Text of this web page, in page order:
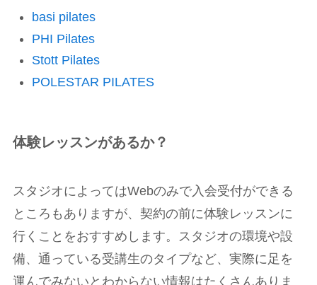
basi pilates
PHI Pilates
Stott Pilates
POLESTAR PILATES
体験レッスンがあるか？
スタジオによってはWebのみで入会受付ができる
ところもありますが、契約の前に体験レッスンに
行くことをおすすめします。スタジオの環境や設
備、通っている受講生のタイプなど、実際に足を
運んでみないとわからない情報はたくさんありま